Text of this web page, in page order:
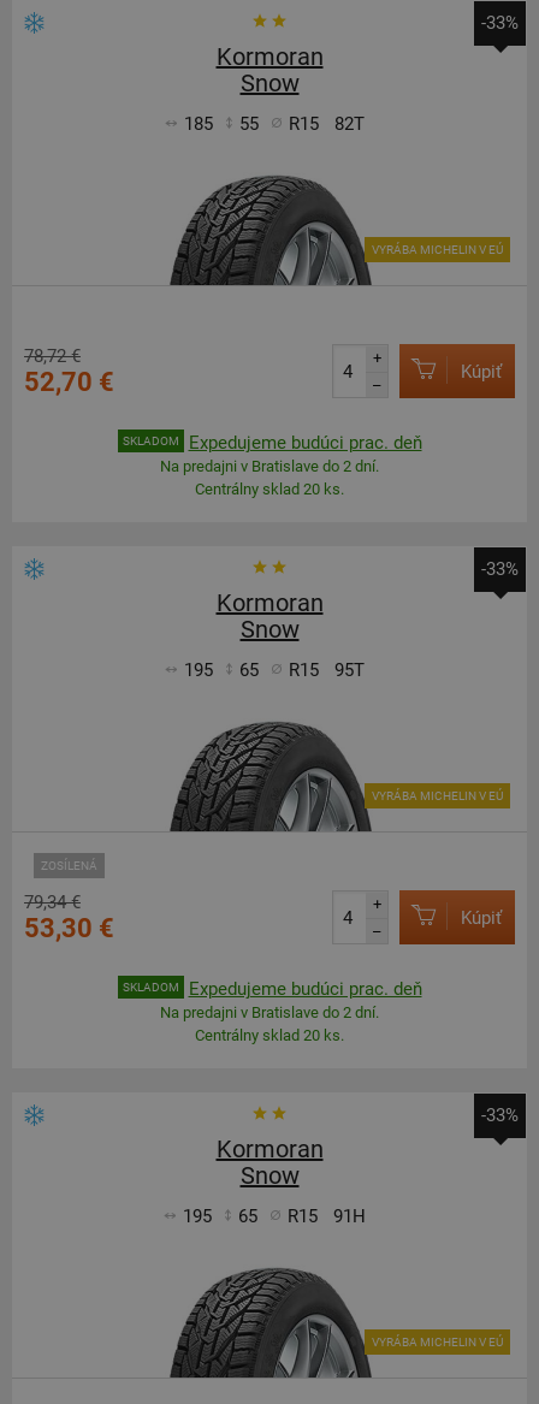
-33%
Kormoran
Snow
185 55 R15 82T
VYRÁBA MICHELIN V EÚ
78,72 €
52,70 €
+
–
Kúpiť
SKLADOM Expedujeme budúci prac. deň
Na predajni v Bratislave do 2 dní.
Centrálny sklad 20 ks.
-33%
Kormoran
Snow
195 65 R15 95T
ZOSÍLENÁ
VYRÁBA MICHELIN V EÚ
79,34 €
53,30 €
+
–
Kúpiť
SKLADOM Expedujeme budúci prac. deň
Na predajni v Bratislave do 2 dní.
Centrálny sklad 20 ks.
-33%
Kormoran
Snow
195 65 R15 91H
VYRÁBA MICHELIN V EÚ